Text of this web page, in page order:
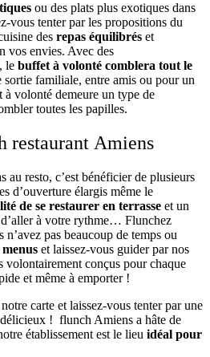
ou des plats plus exotiques dans
vous tenter par les propositions du
des repas équilibrés et
vos envies. Avec des
le buffet à volonté comblera tout le
sortie familiale, entre amis ou pour un
volonté demeure un type de
toutes les papilles.
restaurant Amiens
au resto, c’est bénéficier de plusieurs
d’ouverture élargis même le
de se restaurer en terrasse et un
à votre rythme… Flunchez
pas beaucoup de temps ou
menus et laissez-vous guider par nos
volontairement conçus pour chaque
et même à emporter !
carte et laissez-vous tenter par une
délicieux ! flunch Amiens a hâte de
établissement est le lieu idéal pour